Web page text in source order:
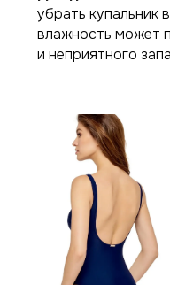
убрать купальник
влажность может
и неприятного